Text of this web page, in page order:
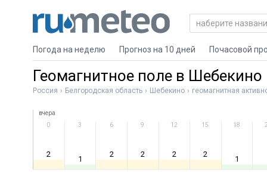
Погода на неделю Прогноз на 10 дней Почасовой
Геомагнитное поле в Шебекино
Россия Белгородская область Шебекино геомагнитная
вчера
0
2
3
1
6
2
9
2
12
2
15
2
18
1